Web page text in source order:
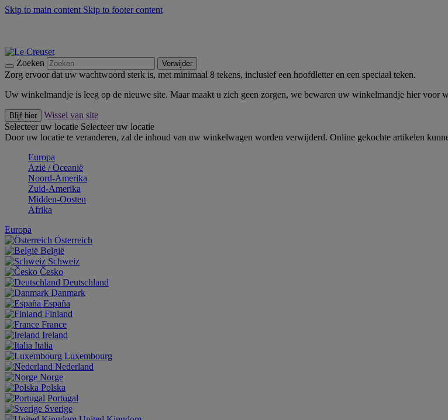
Skip to main content Skip to footer content
Zoeken Verwijder
Zorg ervoor dat uw wachtwoord sterk is, met minimaal 8 tekens, inclusief een hoofdletter en een speciaal teken.
Uw winkelmandje is leeg op de nieuwe site. Maar maakt u zich geen zorgen, we bewaren uw winkelmandje hier voor
Blijf hier
Wissel van site
Selecteer uw locatie Selecteer uw locatie
Door uw locatie te veranderen, zal de inhoud van uw winkelwagen worden verwijderd. Online gekochte artikelen
Europa
Aziё / Oceaniё
Noord-Amerika
Zuid-Amerika
Midden-Oosten
Afrika
Europa
Österreich
België
Schweiz
Česko
Deutschland
Danmark
España
Finland
France
Ireland
Italia
Luxembourg
Nederland
Norge
Polska
Portugal
Sverige